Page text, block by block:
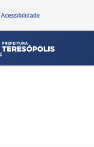
Acessibilidade